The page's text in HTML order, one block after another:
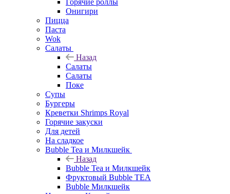
Горячие роллы
Онигири
Пицца
Паста
Wok
Салаты
Назад
Салаты
Салаты
Поке
Супы
Бургеры
Креветки Shrimps Royal
Горячие закуски
Для детей
На сладкое
Bubble Tea и Милкшейк
Назад
Bubble Tea и Милкшейк
Фруктовый Bubble TEA
Bubble Милкшейк